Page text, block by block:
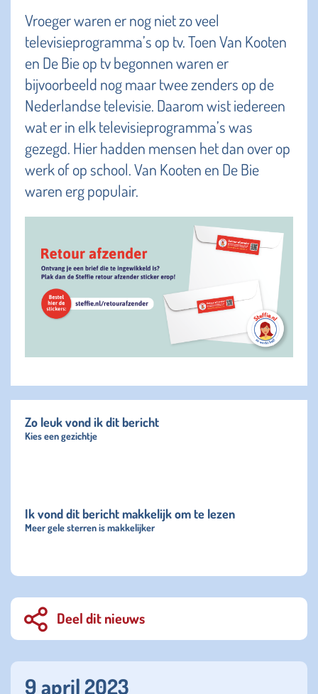
Vroeger waren er nog niet zo veel
televisieprogramma’s op tv. Toen Van Kooten
en De Bie op tv begonnen waren er
bijvoorbeeld nog maar twee zenders op de
Nederlandse televisie. Daarom wist iedereen
wat er in elk televisieprogramma’s was
gezegd. Hier hadden mensen het dan over op
werk of op school. Van Kooten en De Bie
waren erg populair.
Zo leuk vond ik dit bericht
Kies een gezichtje
Ik vond dit bericht makkelijk om te lezen
Meer gele sterren is makkelijker
Deel dit nieuws
9 april 2023